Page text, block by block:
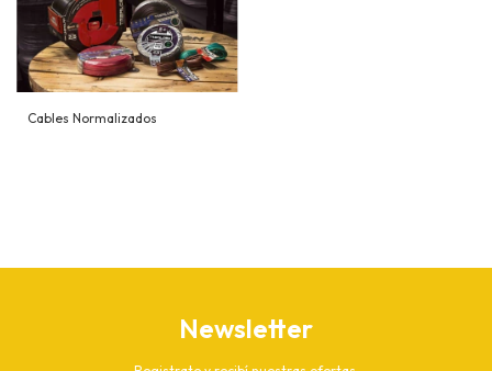
Cables Normalizados
Newsletter